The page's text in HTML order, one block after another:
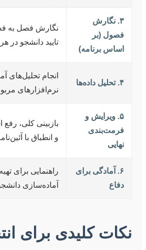
۳. نگارش
فصول (بر
اساس برنامه)
نگارش فصل به
تایید دانشجو در
۴. تحلیل داده‌ها
انجام تحلیل‌های
نرم‌افزارهای
۵. ویرایش و
فرمت‌بندی
نهایی
بازبینی کلی،
و انطباق با
۶. آمادگی برای
دفاع
راهنمایی برای
آماده‌سازی
نکات کلیدی برای